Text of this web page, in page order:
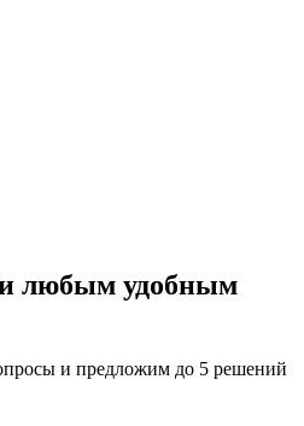
любым удобным
и предложим до 5 решений